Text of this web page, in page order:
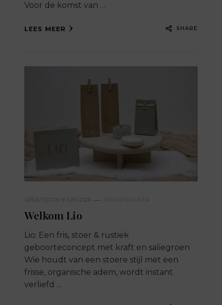
Voor de komst van …
LEES MEER SHARE
UPDATED ON 9 JUNI 2026
Welkom Lio
Lio: Een fris, stoer & rustiek
geboorteconcept met kraft en saliegroen
Wie houdt van een stoere stijl met een
frisse, organische adem, wordt instant
verliefd …